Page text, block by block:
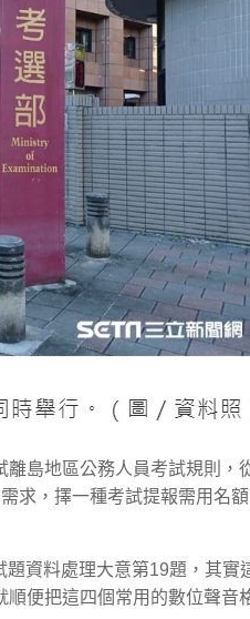
島地區公務人員考試規則，
求，擇一種考試提報需用名
資料處理大意第19題，其實
便把這四個常用的數位聲音